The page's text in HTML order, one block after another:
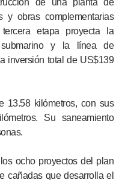
de una planta de
y obras complementarias
etapa proyecta la
y la línea de
inversión total de US$139
13.58 kilómetros, con sus
Su saneamiento
ocho proyectos del plan
cañadas que desarrolla el